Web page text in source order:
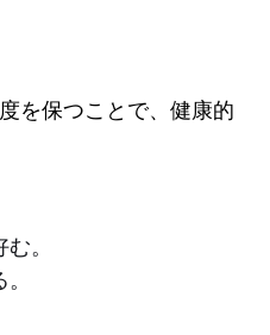
を保つことで、健康的
。